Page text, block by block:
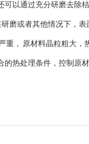
以通过充分研磨去除桔
磨或者其他情况下，表
重， 原材料晶粒粗大，
热处理条件，控制原材